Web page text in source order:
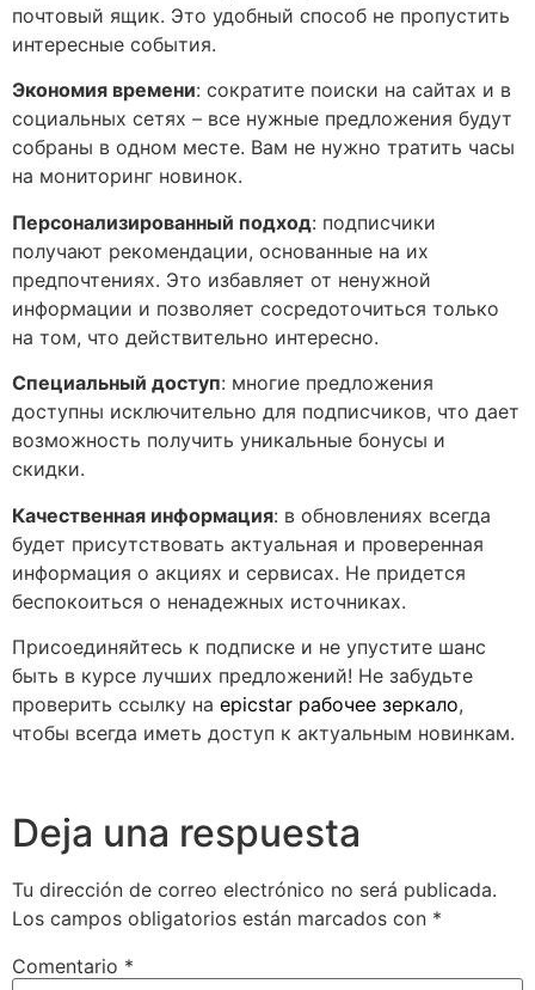
почтовый ящик. Это удобный способ не пропустить
интересные события.
Экономия времени: сократите поиски на сайтах и в
социальных сетях – все нужные предложения будут
собраны в одном месте. Вам не нужно тратить часы
на мониторинг новинок.
Персонализированный подход: подписчики
получают рекомендации, основанные на их
предпочтениях. Это избавляет от ненужной
информации и позволяет сосредоточиться только
на том, что действительно интересно.
Специальный доступ: многие предложения
доступны исключительно для подписчиков, что дает
возможность получить уникальные бонусы и
скидки.
Качественная информация: в обновлениях всегда
будет присутствовать актуальная и проверенная
информация о акциях и сервисах. Не придется
беспокоиться о ненадежных источниках.
Присоединяйтесь к подписке и не упустите шанс
быть в курсе лучших предложений! Не забудьте
проверить ссылку на epicstar рабочее зеркало,
чтобы всегда иметь доступ к актуальным новинкам.
Deja una respuesta
Tu dirección de correo electrónico no será publicada.
Los campos obligatorios están marcados con *
Comentario *